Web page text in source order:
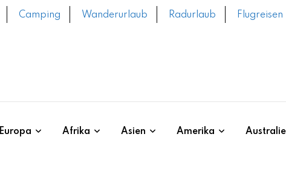
Camping Wanderurlaub Radurlaub Flugreisen
Europa Afrika Asien Amerika